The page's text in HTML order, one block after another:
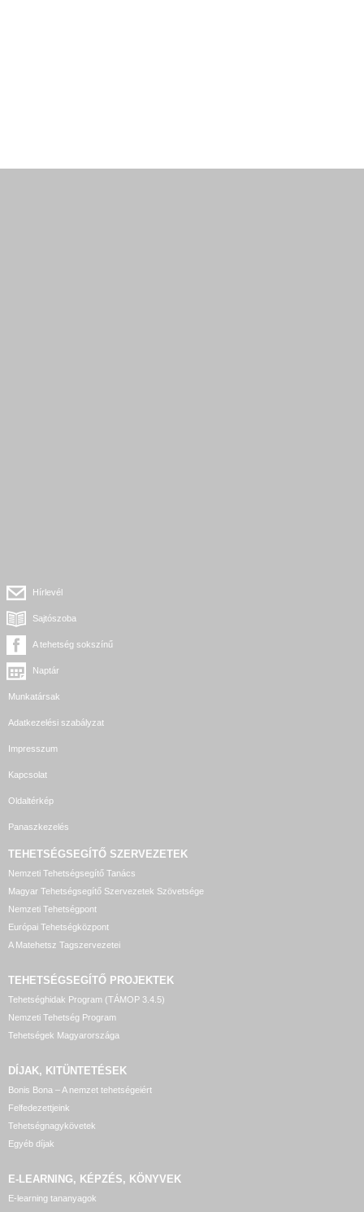
Hírlevél
Sajtószoba
A tehetség sokszínű
Naptár
Munkatársak
Adatkezelési szabályzat
Impresszum
Kapcsolat
Oldaltérkép
Panaszkezelés
TEHETSÉGSEGÍTŐ SZERVEZETEK
Nemzeti Tehetségsegítő Tanács
Magyar Tehetségsegítő Szervezetek Szövetsége
Nemzeti Tehetségpont
Európai Tehetségközpont
A Matehetsz Tagszervezetei
TEHETSÉGSEGÍTŐ PROJEKTEK
Tehetséghidak Program (TÁMOP 3.4.5)
Nemzeti Tehetség Program
Tehetségek Magyarországa
DÍJAK, KITÜNTETÉSEK
Bonis Bona – A nemzet tehetségeiért
Felfedezettjeink
Tehetségnagykövetek
Egyéb díjak
E-LEARNING, KÉPZÉS, KÖNYVEK
E-learning tananyagok